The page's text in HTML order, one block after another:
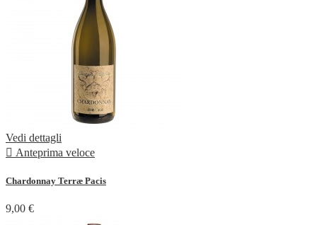
Vedi dettagli
 Anteprima veloce
Chardonnay Terræ Pacis
9,00 €